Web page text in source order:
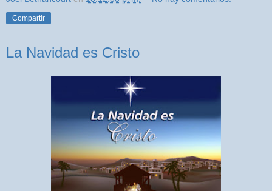
Compartir
La Navidad es Cristo